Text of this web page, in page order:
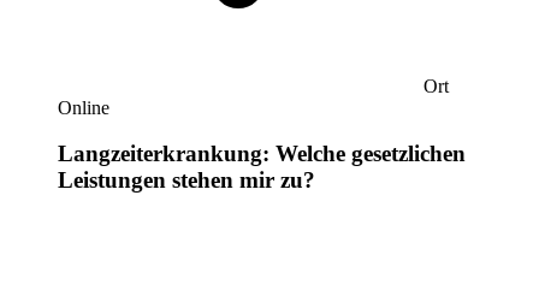
Ort
Online
Langzeiterkrankung: Welche gesetzlichen
Leistungen stehen mir zu?